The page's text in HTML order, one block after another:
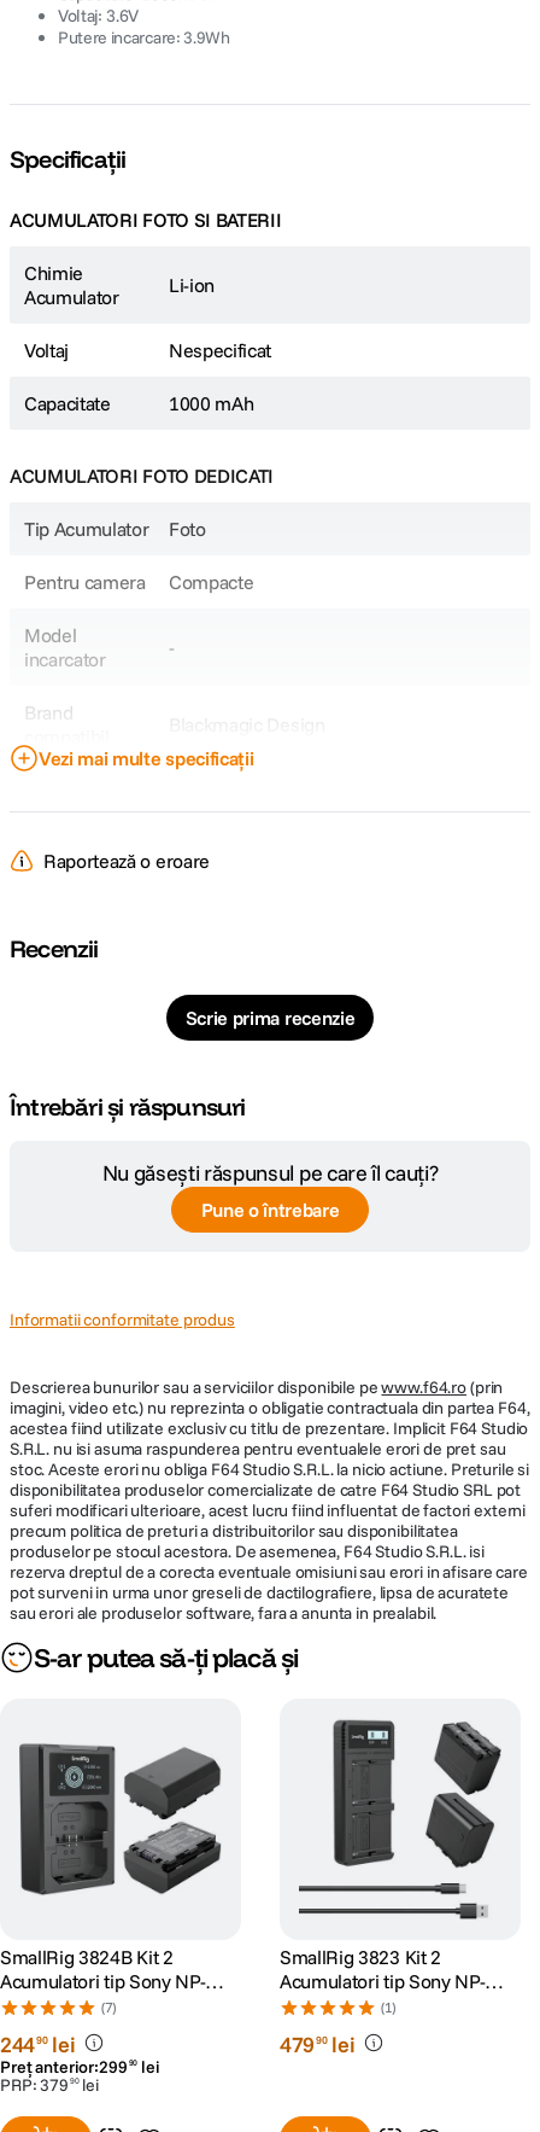
Voltaj: 3.6V
Putere incarcare: 3.9Wh
Specificații
ACUMULATORI FOTO SI BATERII
Chimie
Acumulator
Li-ion
Voltaj Nespecificat
Capacitate 1000 mAh
ACUMULATORI FOTO DEDICATI
Tip Acumulator Foto
Pentru camera Compacte
Model
incarcator
-
Brand
Acumulator
Model
DETALII PRODUCATOR
PL790B.483STU2W
Vezi mai multe specificații
Raportează o eroare
Recenzii
Scrie prima recenzie
Întrebări și răspunsuri
Nu găsești răspunsul pe care îl cauți?
Pune o întrebare
Informatii conformitate produs
Descrierea bunurilor sau a serviciilor disponibile pewww.f64.ro(prin
imagini, video etc.) nu reprezinta o obligatie contractuala din partea F64,
acestea fiind utilizate exclusiv cu titlu de prezentare. Implicit F64 Studio
S.R.L. nu isi asuma raspunderea pentru eventualele erori de pret sau
stoc. Aceste erori nu obliga F64 Studio S.R.L. la nicio actiune. Preturile si
disponibilitatea produselor comercializate de catre F64 Studio SRL pot
suferi modificari ulterioare, acest lucru fiind influentat de factori externi
precum politica de preturi a distribuitorilor sau disponibilitatea
produselor pe stocul acestora. De asemenea, F64 Studio S.R.L. isi
rezerva dreptul de a corecta eventuale omisiuni sau erori in afisare care
pot surveni in urma unor greseli de dactilografiere, lipsa de acuratete
sau erori ale produselor software, fara a anunta in prealabil.
S-ar putea să-ți placă și
SmallRig 3824B Kit 2
Acumulatori tip Sony NP-
FZ100 si Incarcator
(7)
24490 lei
Preț anterior:299 90 lei
PRP:379 90 lei
SmallRig 3823 Kit 2
Acumulatori tip Sony NP-
F970 si Incarcator
(1)
47990 lei